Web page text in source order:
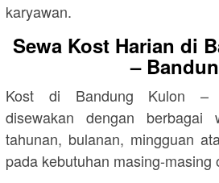
karyawan.
Sewa Kost Harian di
–
Kost di Bandung Kulon –
disewakan dengan berbagai
tahunan, bulanan, mingguan
pada kebutuhan masing-masing